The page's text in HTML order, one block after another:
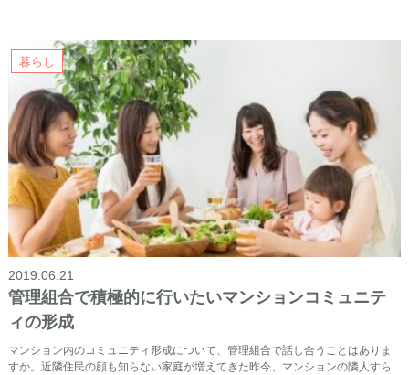
暮らし
2019.06.21
管理組合で積極的に行いたいマンションコミュニテ
ィの形成
マンション内のコミュニティ形成について、管理組合で話し合うことはありま
すか。近隣住民の顔も知らない家庭が増えてきた昨今、マンションの隣人すら